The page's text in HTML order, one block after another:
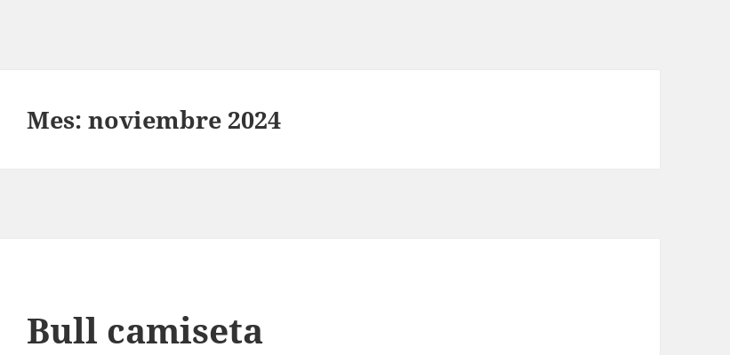
Mes:noviembre 2024
Bull camiseta